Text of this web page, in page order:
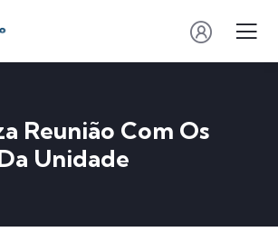
Reunião Com Os
Unidade